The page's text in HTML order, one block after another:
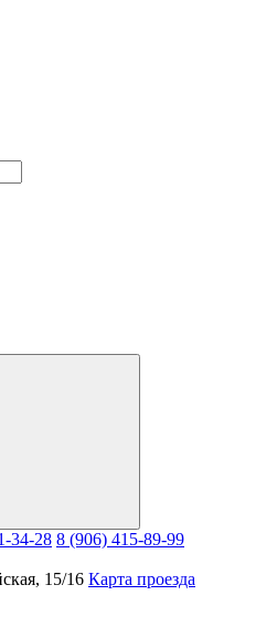
34-28 8 (906) 415-89-99
15/16 Карта проезда